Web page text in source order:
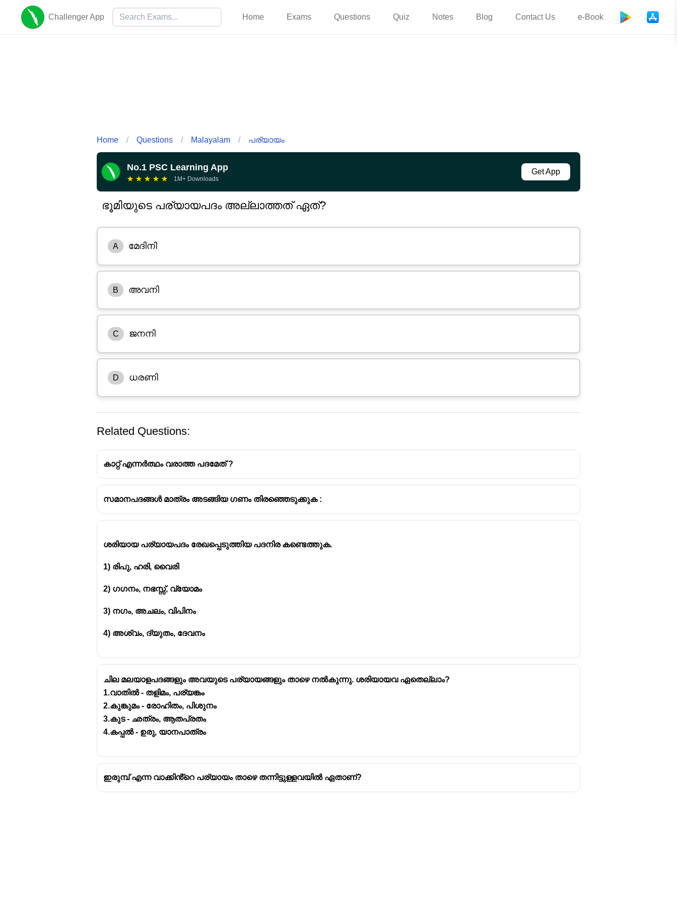
Challenger App Home Exams Questions Quiz Notes Blog Contact Us e-Book
Home / Questions / Malayalam / പര്യായം
No.1 PSC Learning App
★ ★ ★ ★ ★ 1M+ Downloads
Get App
ഭൂമിയുടെ പര്യായപദം അല്ലാത്തത് ഏത്?
A മേദിനി
B അവനി
C ജനനി
D ധരണി
പര്യായം
അമ്മ - ജനനി ,
ജനയിത്രി,മാതാവ്
Related Questions:
കാറ്റ് എന്നർത്ഥം വരാത്ത പദമേത് ?
സമാനപദങ്ങൾ മാത്രം അടങ്ങിയ ഗണം തിരഞ്ഞെടുക്കുക :
ശരിയായ പര്യായപദം രേഖപ്പെടുത്തിയ പദനിര കണ്ടെത്തുക.
1) രിപു, ഹരി, വൈരി
2) ഗഗനം, നഭസ്സ്, വ്യോമം
3) നഗം, അചലം, വിപിനം
4) അശ്വം, ദ്യുതം, ദേവനം
ചില മലയാളപദങ്ങളും അവയുടെ പര്യായങ്ങളും താഴെ നൽകുന്നു. ശരിയായവ ഏതെല്ലാം?
1.വാതിൽ - തളിമം, പര്യങ്കം
2.കുങ്കുമം - രോഹിതം, പിശുനം
3.കുട - ഛത്രം, ആതപ്രതം
4.കപ്പൽ - ഉരു, യാനപാത്രം
ഇരുമ്പ് എന്ന വാക്കിൻ്റെ പര്യായം താഴെ തന്നിട്ടുള്ളവയിൽ ഏതാണ്?